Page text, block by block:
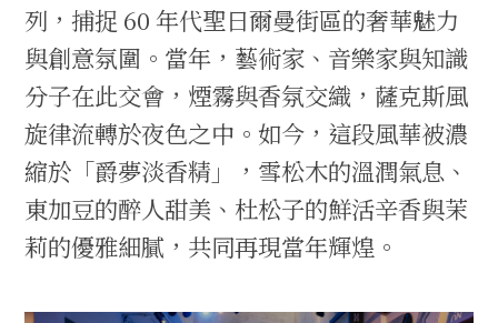
列，捕捉 60 年代聖日爾曼街區的奢華魅力
與創意氛圍。當年，藝術家、音樂家與知識
分子在此交會，煙霧與香氛交織，薩克斯風
旋律流轉於夜色之中。如今，這段風華被濃
縮於「爵夢淡香精」，雪松木的溫潤氣息、
東加豆的醉人甜美、杜松子的鮮活辛香與茉
莉的優雅細膩，共同再現當年輝煌。